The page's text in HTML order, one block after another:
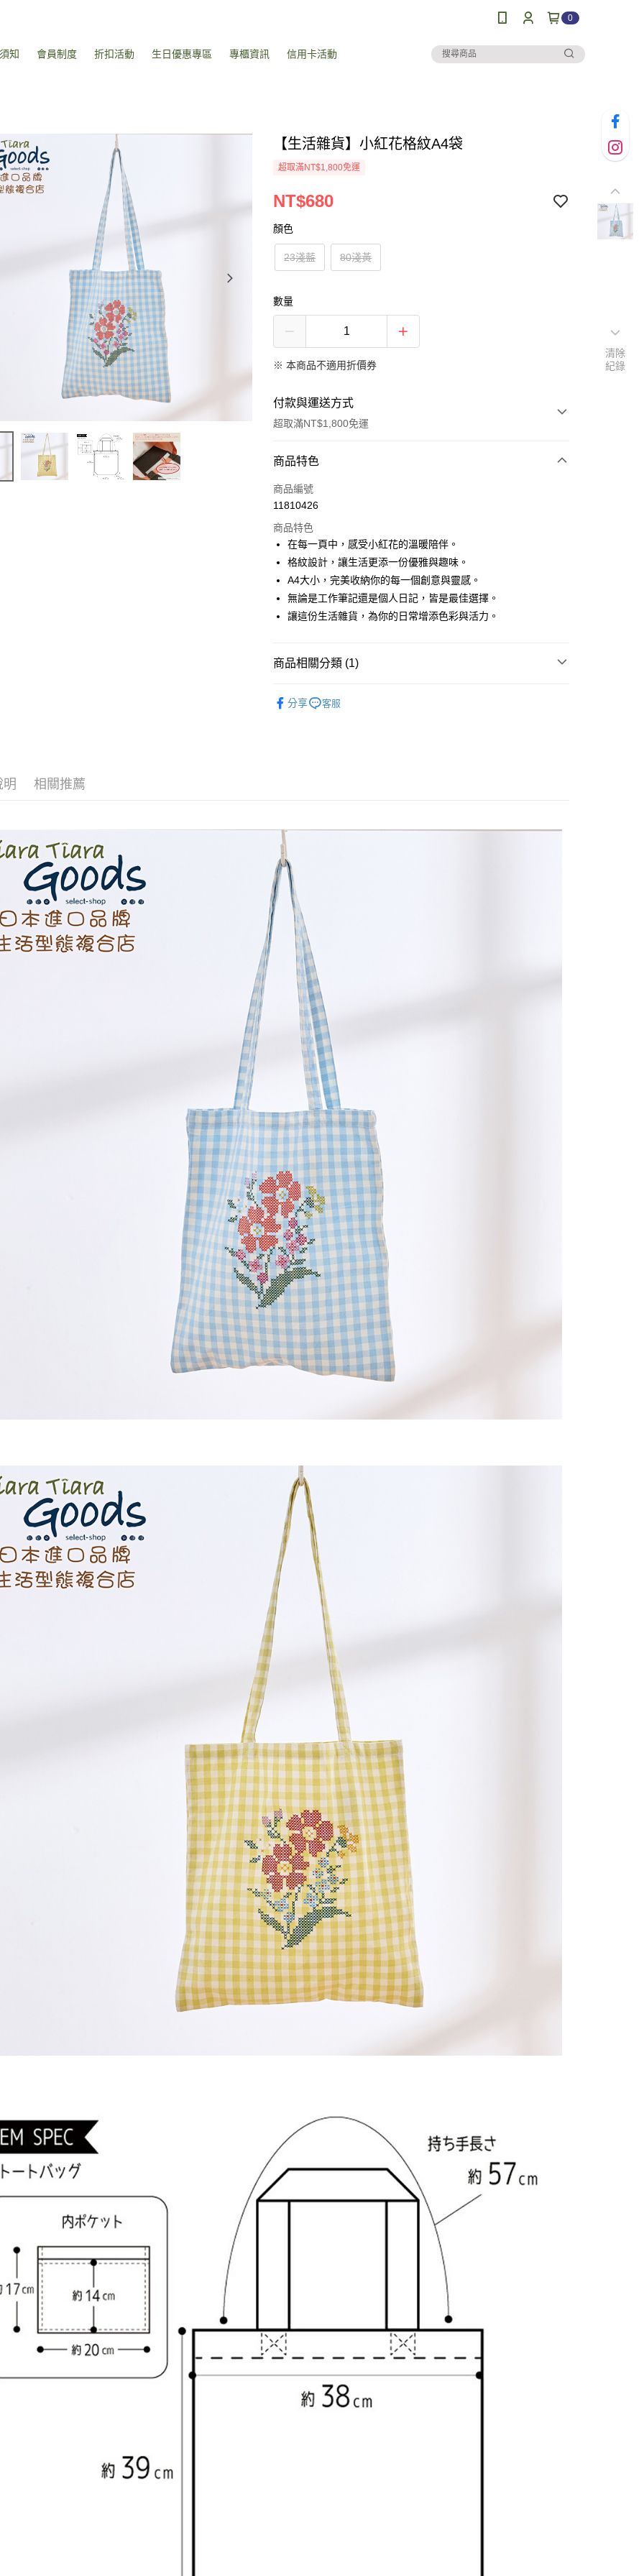
0
知 會員制度 折扣活動 生日優惠專區 專櫃資訊 信用卡活動
【生活雜貨】小紅花格紋A4袋
超取滿NT$1,800免運
NT$680
顏色
23淺藍 80淺黃
數量
※ 本商品不適用折價券
付款與運送方式
超取滿NT$1,800免運
付款方式
信用卡一次付款
LINE Pay
Apple Pay
悠遊付
Google Pay
【關於「AFTEE先享後付」】
２．訂單成立數日內，您將收到繳費通知簡訊。
３．收到繳費通知簡訊後14天內，點擊此簡訊中的連結，可透過四大超商
／ATM／網路銀行／等多元方式進行付款，方視為交易完成。
※ 請注意：結帳手續完成當下不需立刻繳費，但若您需要取消訂單，請聯
絡購買商品的店家。未經商家同意取消之訂單仍視為有效，需透過AFTEE
先享後付繳納相關費用。
※ 交易是否成功請以「AFTEE先享後付 」之結帳頁面顯示為準，若有關於
是否繳費成功／繳費後需取消欲退款等相關疑問，請聯繫「AFTEE先享後
付客戶支援中心」
【注意事項】
１．透過由恩沛科技股份有限公司提供之「AFTEE先享後付」服務完成之
交易，需依本服務之必要範圍內提供個人資料，並將交易相關給付款項請
求債權轉讓予恩沛科技股份有限公司。
２．關於個人資料處理事宜，請瀏覽以下網址：
https://aftee.tw/terms/#terms3
３．未成年的使用者請事先徵得法定代理人或監護人之同意方可使用
「AFTEE先享後付」，若未經同意申辦者引起之損失，本公司不負相關責
４．使用「AFTEE先享後付」時，將依據個別帳號之用戶狀況，依本公司
即時審查核予不同之上限額度；若仍有額度不足之情形，本公司將視審查
結果請求用戶進行身份認證。
５．嚴禁一人註冊多個帳號或使用他人資訊註冊。若發現惡意使用之情
形，恩沛科技股份有限公司將有權停止該用戶之使用額度並採取法律行
動。
付款後全家取貨
每筆NT$60，滿NT$1,800(含以上)免運費
7-11取貨付款
每筆NT$60，滿NT$2,000(含以上)免運費
付款後7-11取貨
每筆NT$60，滿NT$2,000(含以上)免運費
黑貓宅急便(包裹尺寸60cm以下)
每筆NT$100，滿NT$2,000(含以上)免運費
黑貓宅急便(包裹尺寸90cm以下)
每筆NT$140，滿NT$2,000(含以上)免運費
商品特色
商品編號
11810426
商品特色
在每一頁中，感受小紅花的溫暖陪伴。
格紋設計，讓生活更添一份優雅與趣味。
A4大小，完美收納你的每一個創意與靈感。
無論是工作筆記還是個人日記，皆是最佳選擇。
讓這份生活雜貨，為你的日常增添色彩與活力。
商品相關分類 (1)
分享
客服
明 相關推薦
清除
紀錄